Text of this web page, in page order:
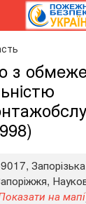
з
на мапі